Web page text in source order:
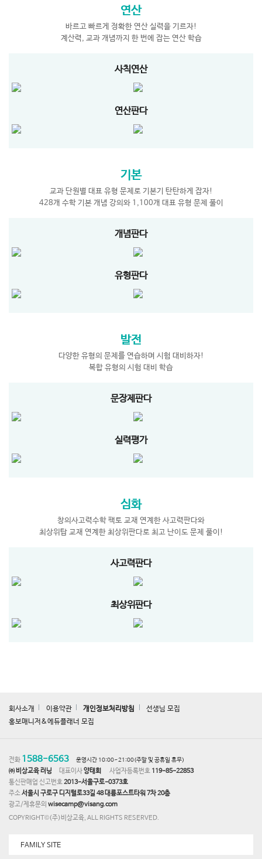
연산
바르고 빠르게 정확한 연산 실력을 기르자!
계산력, 교과 개념까지 한 번에 잡는 연산 학습
사칙연산
연산판다
기본
교과 단원별 대표 유형 문제로 기본기 탄탄하게 잡자!
428개 수학 기본 개념 강의와 1,100개 대표 유형 문제 풀이
개념판다
유형판다
발전
다양한 유형의 문제를 연습하며 시험 대비하자!
복합 유형의 시험 대비 학습
문장제판다
실력평가
심화
창의사고력수학 팩토 교재 연계한 사고력판다와
최상위탑 교재 연계한 최상위판다로 최고 난이도 문제 풀이!
사고력판다
최상위판다
회사소개 이용약관 개인정보처리방침
선생님 모집
홍보매니저&에듀플래너 모집
전화 1588-6563
운영시간 10:00~21:00(주말 및 공휴일 휴무)
㈜ 비상교육 러닝
대표이사양태회 사업자등록번호 119-85-22853
통신판매업 신고번호2013-서울구로-0373호
주소서울시 구로구 디지털로33길 48 대륭포스트타워 7차 20층
광고/제휴문의 wisecamp@visang.com
COPYRIGHT©(주)비상교육, ALL RIGHTS RESERVED.
FAMILY SITE